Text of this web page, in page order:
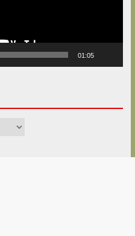
01:05